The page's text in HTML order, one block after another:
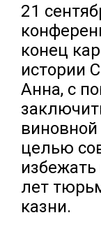
21
конец
истории
Анна, с
виновной
целью
избежать
лет
казни.